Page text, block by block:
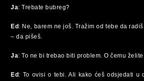
Ja: Trebate bubreg?
Ed : Ne, barem ne još. Tražim od tebe da
– da pišeš.
Ja: To ne bi trebao biti problem. O čemu
Ed : To ovisi o tebi. Ali kako ćeš odsjedati u